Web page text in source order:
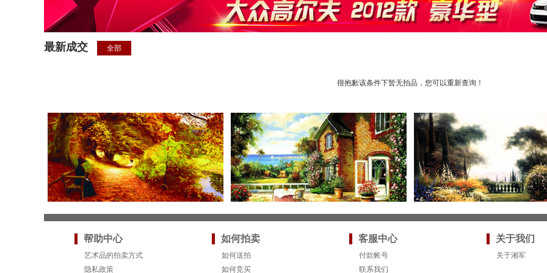
最新成交 全部
很抱歉该条件下暂无拍品，您可以重新查询！
帮助中心
艺术品的拍卖方式
隐私政策
如何拍卖
如何送拍
如何竞买
客服中心
付款帐号
联系我们
关于我们
关于湘军